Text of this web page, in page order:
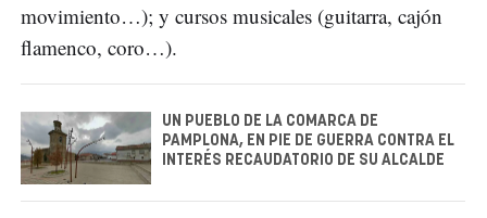
movimiento…); y cursos musicales (guitarra, cajón
flamenco, coro…).
UN PUEBLO DE LA COMARCA DE
PAMPLONA, EN PIE DE GUERRA CONTRA EL
INTERÉS RECAUDATORIO DE SU ALCALDE